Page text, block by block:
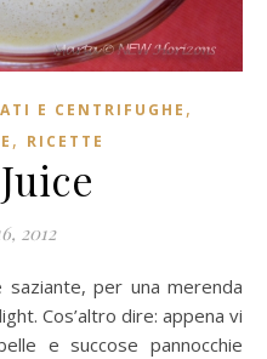
E CENTRIFUGHE ,
, RICETTE
2012
Cos’altro dire: appena vi
e succose pannocchie